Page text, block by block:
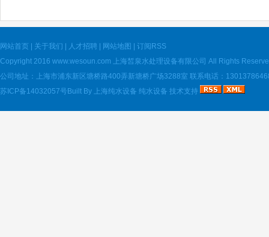
网站首页 关于我们 人才招聘 网站地图
订阅RSS
Copyright 2016 www.wesoun.com 上海皙泉水处理设备有限公司 All Rights
公司地址：上海市浦东新区塘桥路400弄新塘桥广场3288室 联系电话：
苏ICP备14032057号 Built By 上海纯水设备 纯水设备 技术支持